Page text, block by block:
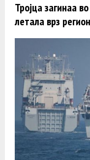
Тројца загинаa
летала врз